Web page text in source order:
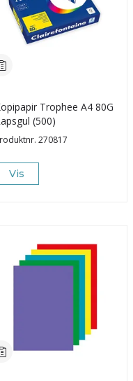
Trophee A4 80G
(500)
270817
Vis